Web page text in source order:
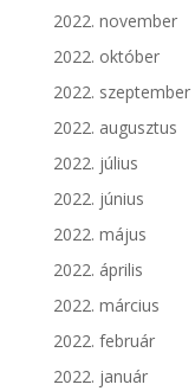
2022. november
2022. október
2022. szeptember
2022. augusztus
2022. július
2022. június
2022. május
2022. április
2022. március
2022. február
2022. január